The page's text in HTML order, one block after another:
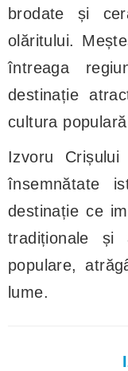
brodate și
olăritului.
întreaga
destinație
cultura
Izvoru
însemnătate
destinație ce
tradiționale și
populare,
lume.